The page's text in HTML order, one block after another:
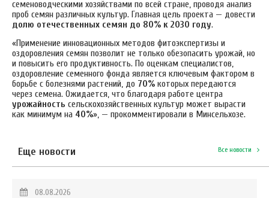
семеноводческими хозяйствами по всей стране, проводя анализ
проб семян различных культур. Главная цель проекта — довести
долю отечественных семян до 80% к 2030 году.
«Применение инновационных методов фитоэкспертизы и
оздоровления семян позволит не только обезопасить урожай, но
и повысить его продуктивность. По оценкам специалистов,
оздоровление семенного фонда является ключевым фактором в
борьбе с болезнями растений, до 70% которых передаются
через семена. Ожидается, что благодаря работе центра
урожайность сельскохозяйственных культур может вырасти
как минимум на 40%», — прокомментировали в Минсельхозе.
Еще новости Все новости
08.08.2026